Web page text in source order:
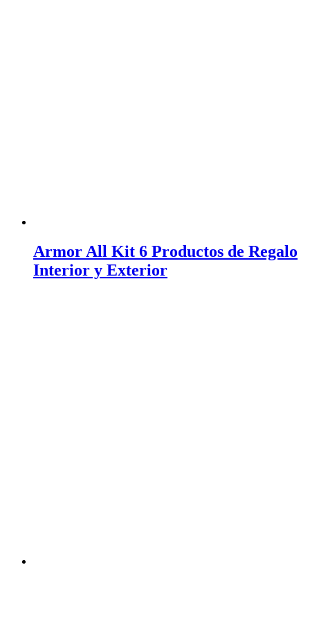
Armor All Kit 6 Productos de Regalo
Interior y Exterior